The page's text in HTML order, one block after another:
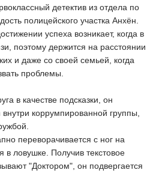
детектив из отдела по
полицейского участка Анхён.
успеха возникает, когда в
поэтому держится на расстоянии
и даже со своей семьей, когда
проблемы.
в качестве подсказки, он
коррумпированной группы,
переворачивается с ног на
в ловушке. Получив текстовое
"Доктором", он подвергается